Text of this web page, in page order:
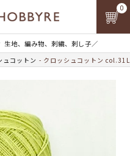
生地、編み物、刺繍、刺し子／
0
ュコットン クロッシュコットン